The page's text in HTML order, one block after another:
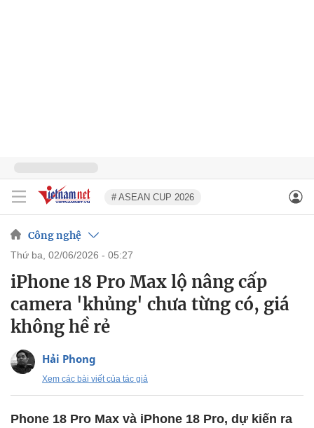
# ASEAN CUP 2026
Công nghệ
thứ ba, 02/06/2026 - 05:27
iPhone 18 Pro Max lộ nâng cấp
camera 'khủng' chưa từng có, giá
không hề rẻ
Hải Phong
Xem các bài viết của tác giả
Phone 18 Pro Max và iPhone 18 Pro, dự kiến ra